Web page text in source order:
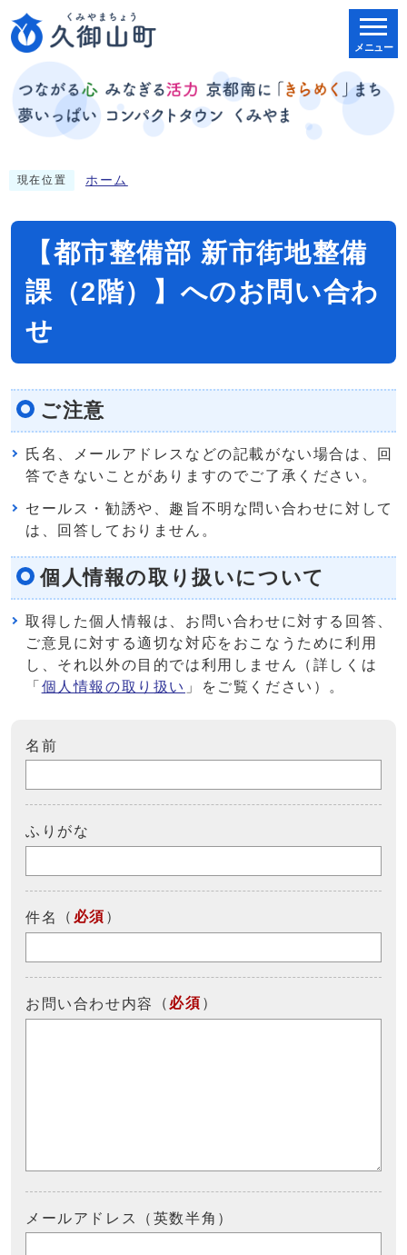
メニュー
現在位置 ホーム
【都市整備部 新市街地整備
課（2階）】へのお問い合わ
せ
ご注意
氏名、メールアドレスなどの記載がない場合は、回
答できないことがありますのでご了承ください。
セールス・勧誘や、趣旨不明な問い合わせに対して
は、回答しておりません。
個人情報の取り扱いについて
取得した個人情報は、お問い合わせに対する回答、
ご意見に対する適切な対応をおこなうために利用
し、それ以外の目的では利用しません（詳しくは
「 個人情報の取り扱い 」をご覧ください）。
名前
ふりがな
件名 （ 必須 ）
お問い合わせ内容 （ 必須 ）
メールアドレス（英数半角）